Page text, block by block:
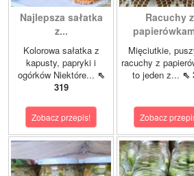
Najlepsza sałatka
z...
Kolorowa sałatka z
kapusty, papryki i
ogórków Niektóre... ⇖
319
Zobacz przepis!
Racuchy z
Mięciutkie,
racuchy z
to jeden z... ⇖
Zobacz